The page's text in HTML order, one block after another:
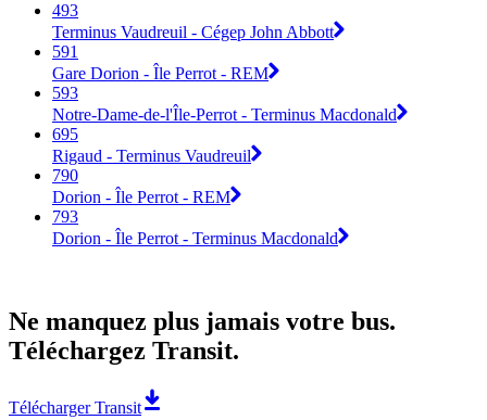
493
Terminus Vaudreuil - Cégep John Abbott
591
Gare Dorion - Île Perrot - REM
593
Notre-Dame-de-l'Île-Perrot - Terminus Macdonald
695
Rigaud - Terminus Vaudreuil
790
Dorion - Île Perrot - REM
793
Dorion - Île Perrot - Terminus Macdonald
Ne manquez plus jamais votre bus.
Téléchargez Transit.
Télécharger Transit